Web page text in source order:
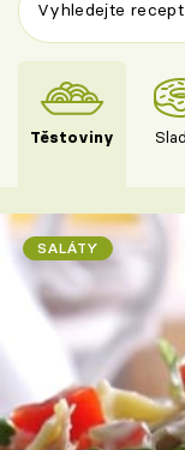
Těstoviny
SALÁTY